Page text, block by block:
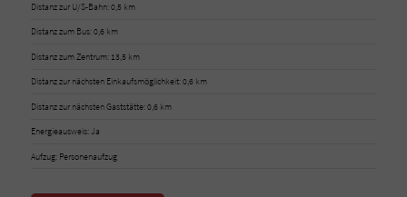
Distanz zur U/S-Bahn: 0,5 km
Distanz zum Bus: 0,6 km
Distanz zum Zentrum: 13,5 km
Distanz zur nächsten Einkaufsmöglichkeit: 0,6 km
Distanz zur nächsten Gaststätte: 0,6 km
Energieausweis: Ja
Aufzug: Personenaufzug